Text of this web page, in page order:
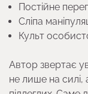
Постійне
Сліпа
Культ
Автор звертає
не лише на силі,